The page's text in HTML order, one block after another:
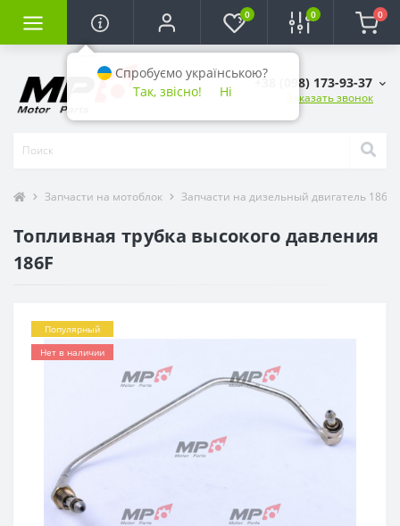
0 0 0
+38 (098) 173-93-37
Заказать звонок
Запчасти на мотоблок Запчасти на дизельный двигатель 186F
Топливная трубка высокого давления
186F
Популярный
Нет в наличии
Спробуємо українською?
Так, звісно!
Ні